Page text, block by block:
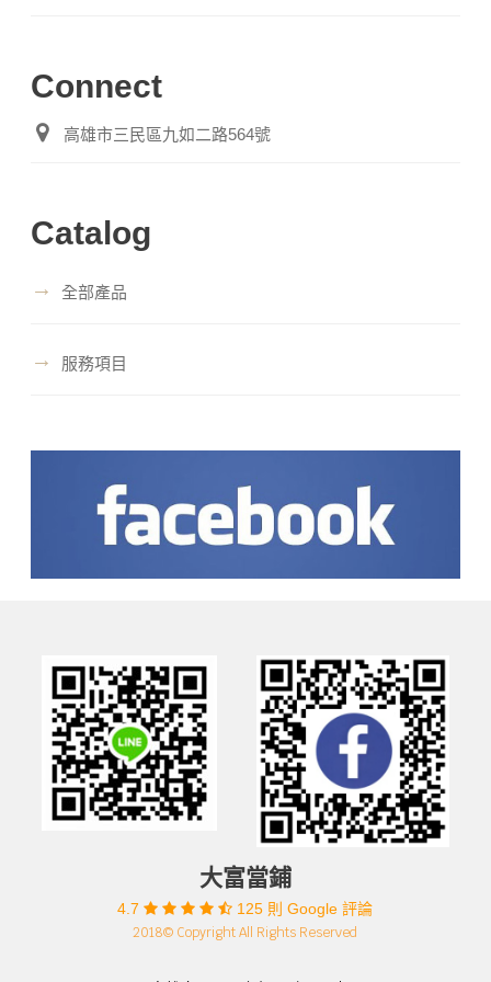
Connect
高雄市三民區九如二路564號
Catalog
→ 全部產品
→ 服務項目
大富當鋪
4.7
125 則 Google 評論
2018© Copyright All Rights Reserved